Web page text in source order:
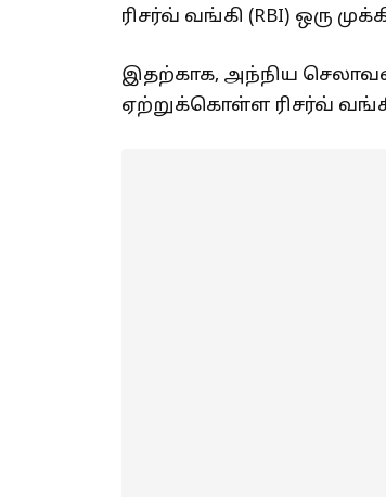
ரிசர்வ் வங்கி (RBI) ஒரு
இதற்காக, அந்நிய
ஏற்றுக்கொள்ள ரிசர்வ் வங்கி